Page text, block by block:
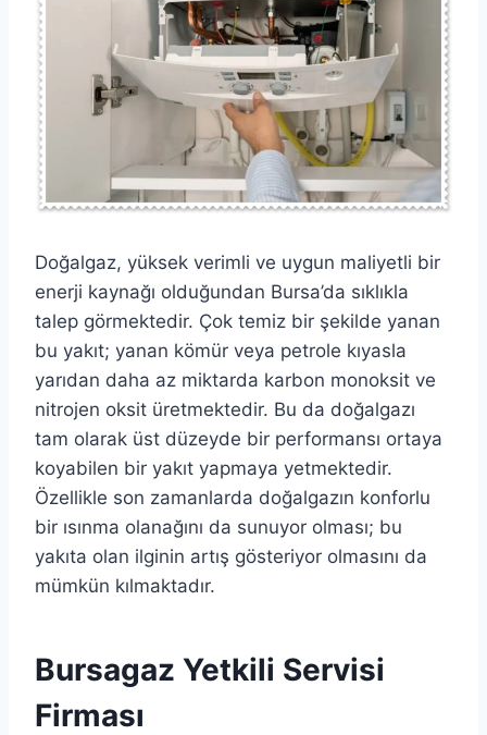
Doğalgaz, yüksek verimli ve uygun maliyetli bir
enerji kaynağı olduğundan Bursa’da sıklıkla
talep görmektedir. Çok temiz bir şekilde yanan
bu yakıt; yanan kömür veya petrole kıyasla
yarıdan daha az miktarda karbon monoksit ve
nitrojen oksit üretmektedir. Bu da doğalgazı
tam olarak üst düzeyde bir performansı ortaya
koyabilen bir yakıt yapmaya yetmektedir.
Özellikle son zamanlarda doğalgazın konforlu
bir ısınma olanağını da sunuyor olması; bu
yakıta olan ilginin artış gösteriyor olmasını da
mümkün kılmaktadır.
Bursagaz Yetkili Servisi
Firması